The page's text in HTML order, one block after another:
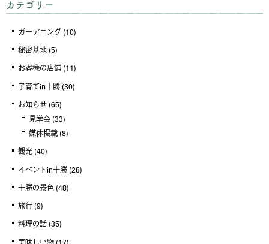
カテゴリー
ガーデニング (10)
秘密基地 (5)
お客様の店舗 (11)
子育てin十勝 (30)
お知らせ (65)
見学会 (33)
媒体掲載 (8)
観光 (40)
イベントin十勝 (28)
十勝の景色 (48)
旅行 (9)
料理の話 (35)
美味しい物 (17)